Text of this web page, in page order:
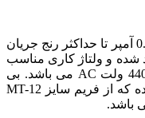
از رنج جریان 0.4 الی 0.63 آمپر تا حداکثر رنج جریان
جریانی تولید شده و ولتاژ کاری مناسب
برای بازار ایران سه فاز 380 ولت الی 440 ولت AC می باشد. بی
متال ال اس دارای هشت فریم سایز بوده که از فریم سایز MT-12